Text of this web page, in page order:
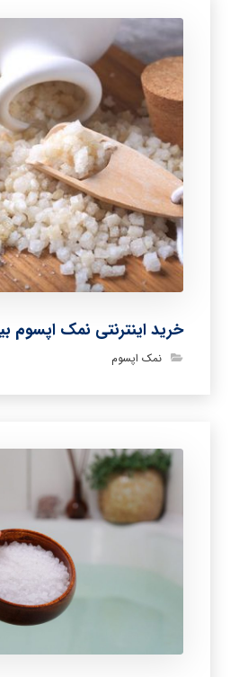
خرید اینترنتی نمک اپسوم
نمک اپسوم